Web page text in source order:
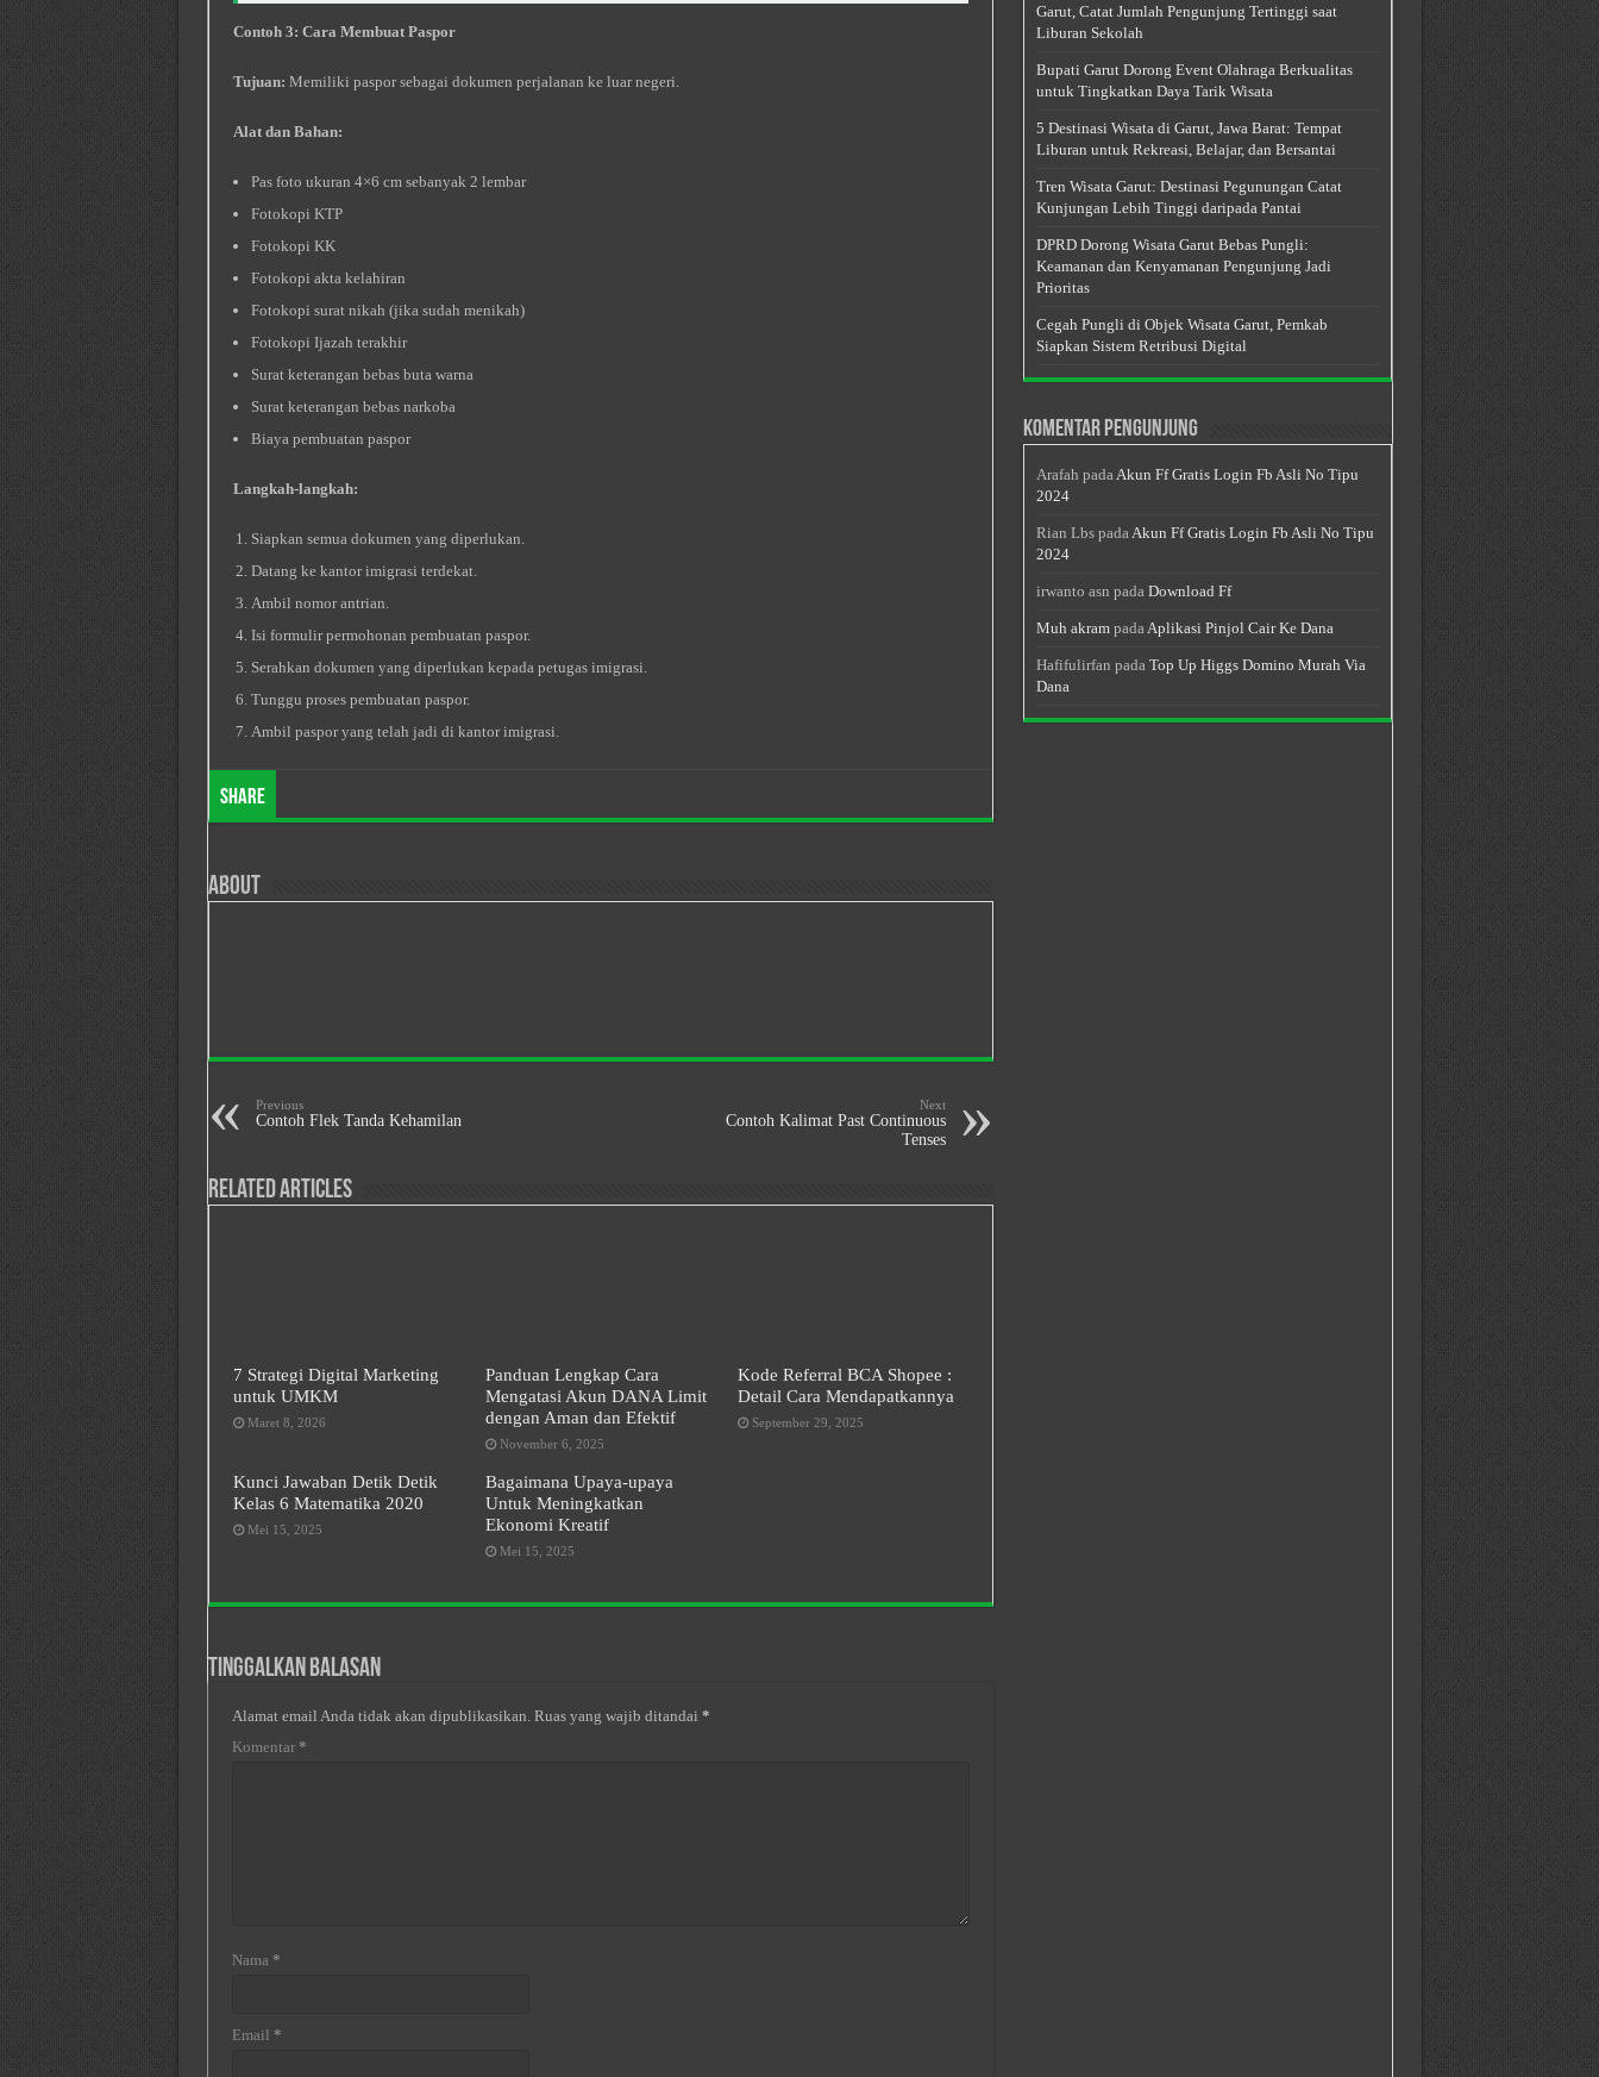
Contoh 3: Cara Membuat Paspor
Tujuan: Memiliki paspor sebagai dokumen perjalanan ke luar negeri.
Alat dan Bahan:
Pas foto ukuran 4×6 cm sebanyak 2 lembar
Fotokopi KTP
Fotokopi KK
Fotokopi akta kelahiran
Fotokopi surat nikah (jika sudah menikah)
Fotokopi Ijazah terakhir
Surat keterangan bebas buta warna
Surat keterangan bebas narkoba
Biaya pembuatan paspor
Langkah-langkah:
Siapkan semua dokumen yang diperlukan.
Datang ke kantor imigrasi terdekat.
Ambil nomor antrian.
Isi formulir permohonan pembuatan paspor.
Serahkan dokumen yang diperlukan kepada petugas imigrasi.
Tunggu proses pembuatan paspor.
Ambil paspor yang telah jadi di kantor imigrasi.
Share
About
Previous
Contoh Flek Tanda Kehamilan
Next
Contoh Kalimat Past Continuous
Tenses
Related Articles
7 Strategi Digital Marketing
untuk UMKM
Maret 8, 2026
Panduan Lengkap Cara
Mengatasi Akun DANA Limit
dengan Aman dan Efektif
November 6, 2025
Kode Referral BCA Shopee :
Detail Cara Mendapatkannya
September 29, 2025
Kunci Jawaban Detik Detik
Kelas 6 Matematika 2020
Mei 15, 2025
Bagaimana Upaya-upaya
Untuk Meningkatkan
Ekonomi Kreatif
Mei 15, 2025
Tinggalkan Balasan
Alamat email Anda tidak akan dipublikasikan. Ruas yang wajib ditandai *
Komentar *
Nama *
Email *
Garut, Catat Jumlah Pengunjung Tertinggi saat
Liburan Sekolah
Bupati Garut Dorong Event Olahraga Berkualitas
untuk Tingkatkan Daya Tarik Wisata
5 Destinasi Wisata di Garut, Jawa Barat: Tempat
Liburan untuk Rekreasi, Belajar, dan Bersantai
Tren Wisata Garut: Destinasi Pegunungan Catat
Kunjungan Lebih Tinggi daripada Pantai
DPRD Dorong Wisata Garut Bebas Pungli:
Keamanan dan Kenyamanan Pengunjung Jadi
Prioritas
Cegah Pungli di Objek Wisata Garut, Pemkab
Siapkan Sistem Retribusi Digital
Komentar Pengunjung
Arafah padaAkun Ff Gratis Login Fb Asli No Tipu
2024
Rian LbspadaAkun Ff Gratis Login Fb Asli No Tipu
2024
irwanto asn pada Download Ff
Muh akrampadaAplikasi Pinjol Cair Ke Dana
Hafifulirfan pada Top Up Higgs Domino Murah Via
Dana